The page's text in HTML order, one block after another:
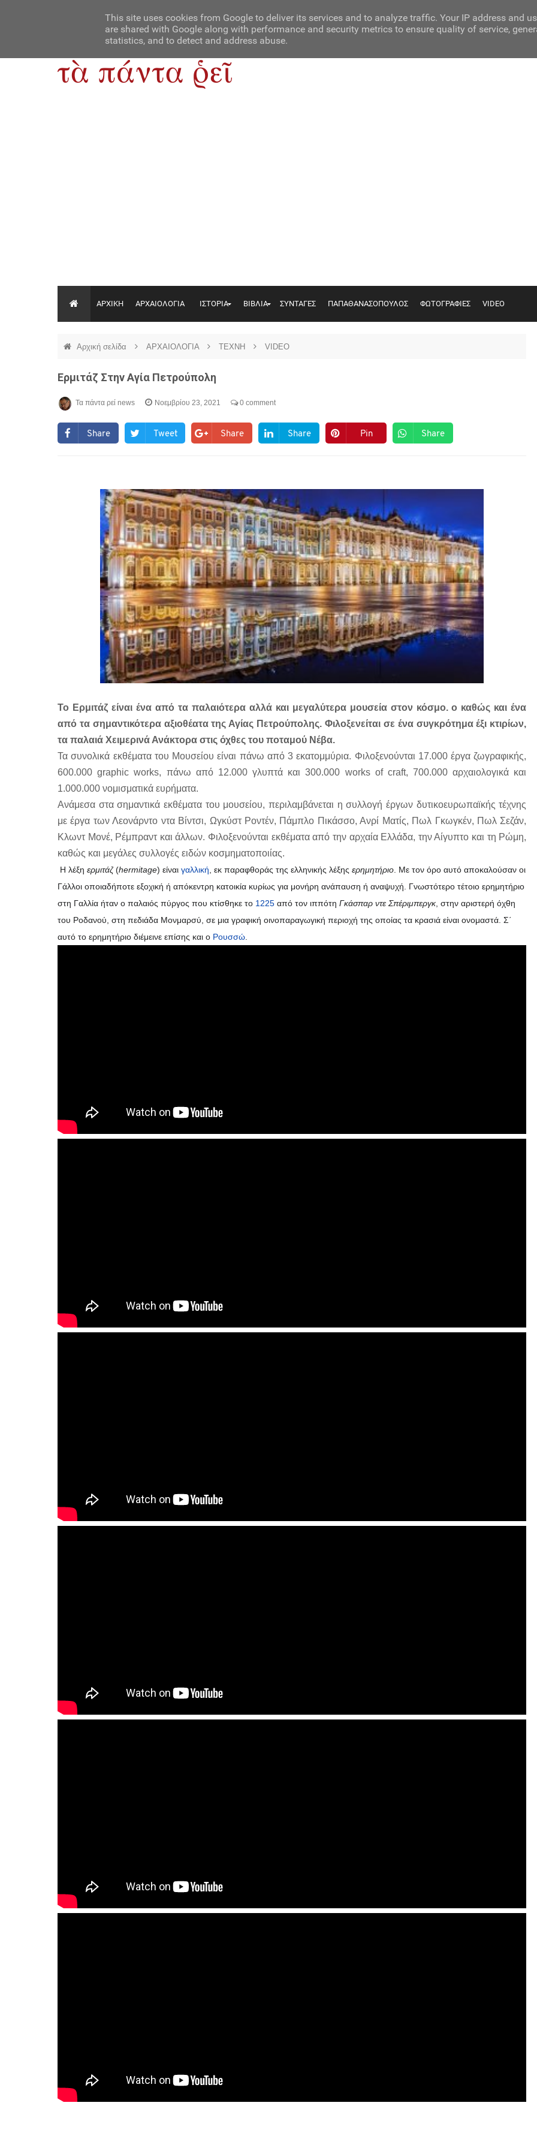
Contact Us About Us
ΑΡΧΙΚΗ ΑΡΧΑΙΟΛΟΓΙΑ ΙΣΤΟΡΙΑ ΒΙΒΛΙΑ ΣΥΝΤΑΓΕΣ ΠΑΠΑΘΑΝΑΣΟΠΟΥΛΟΣ ΦΩΤΟΓΡΑΦΙΕΣ VIDEO
Αρχική σελίδα ΑΡΧΑΙΟΛΟΓΙΑ ΤΕΧΝΗ VIDEO
Ερμιτάζ Στην Αγία Πετρούπολη
Τα πάντα ρεί news Νοεμβρίου 23, 2021 0 comment
Share Tweet Share Share Pin Share
Το Ερμιτάζ είναι ένα από τα παλαιότερα αλλά και μεγαλύτερα μουσεία στον κόσμο. ο καθώς και ένα
από τα σημαντικότερα αξιοθέατα της Αγίας Πετρούπολης. Φιλοξενείται σε ένα συγκρότημα έξι κτιρίων,
τα παλαιά Χειμερινά Ανάκτορα στις όχθες του ποταμού Νέβα.
Τα συνολικά εκθέματα του Μουσείου είναι πάνω από 3 εκατομμύρια. Φιλοξενούνται 17.000 έργα ζωγραφικής,
600.000 graphic works, πάνω από 12.000 γλυπτά και 300.000 works of craft, 700.000 αρχαιολογικά και
1.000.000 νομισματικά ευρήματα.
Ανάμεσα στα σημαντικά εκθέματα του μουσείου, περιλαμβάνεται η συλλογή έργων δυτικοευρωπαϊκής τέχνης
με έργα των Λεονάρντο ντα Βίντσι, Ωγκύστ Ροντέν, Πάμπλο Πικάσσο, Ανρί Ματίς, Πωλ Γκωγκέν, Πωλ Σεζάν,
Κλωντ Μονέ, Ρέμπραντ και άλλων. Φιλοξενούνται εκθέματα από την αρχαία Ελλάδα, την Αίγυπτο και τη Ρώμη,
καθώς και μεγάλες συλλογές ειδών κοσμηματοποιίας.
Η λέξη ερμιτάζ (hermitage) είναι γαλλική , εκ παραφθοράς της ελληνικής λέξης ερημητήριο . Με τον όρο αυτό αποκαλούσαν οι
Γάλλοι οποιαδήποτε εξοχική ή απόκεντρη κατοικία κυρίως για μονήρη ανάπαυση ή αναψυχή. Γνωστότερο τέτοιο ερημητήριο
στη Γαλλία ήταν ο παλαιός πύργος που κτίσθηκε το 1225 από τον ιππότη Γκάσπαρ ντε Σπέριμπεργκ , στην αριστερή όχθη
του Ροδανού, στη πεδιάδα Μονμαρσύ, σε μια γραφική οινοπαραγωγική περιοχή της οποίας τα κρασιά είναι ονομαστά. Σ΄
αυτό το ερημητήριο διέμεινε επίσης και ο Ρουσσώ
This site uses cookies from Google to deliver its services and to analyze traffic. Your IP address and
are shared with Google along with performance and security metrics to ensure quality of service,
statistics, and to detect and address abuse.